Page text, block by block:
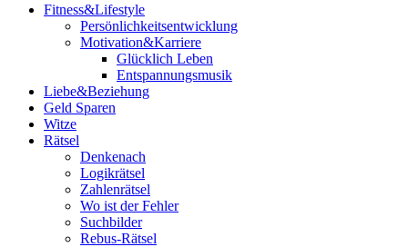
Fitness&Lifestyle
Persönlichkeitsentwicklung
Motivation&Karriere
Glücklich Leben
Entspannungsmusik
Liebe&Beziehung
Geld Sparen
Witze
Rätsel
Denkenach
Logikrätsel
Zahlenrätsel
Wo ist der Fehler
Suchbilder
Rebus-Rätsel